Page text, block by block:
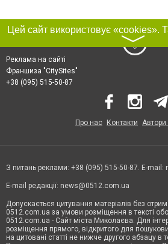
〉
Реклама на сайті
Франшиза "CitySites"
+38 (095) 515-50-87
Про нас Контакти Автори
З питань реклами: +38 (095) 515-50-87. E-mail:
E-mail редакції: news@0512.com.ua
Допускається цитування матеріалів без
0512.com.ua за умови розміщення в тексті
0512.com.ua - Сайт міста Миколаєва. Для
розміщення прямого, відкритого для
на цитовані статті не нижче другого абзацу в